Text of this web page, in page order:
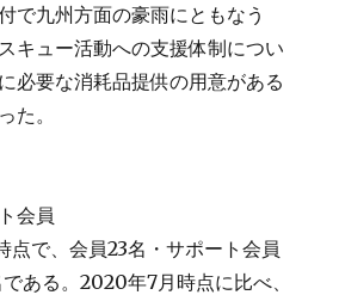
で九州方面の豪雨にともなう
キュー活動への支援体制につい
必要な消耗品提供の用意がある
た。
会員
点で、会員23名・サポート会員
ある。2020年7月時点に比べ、